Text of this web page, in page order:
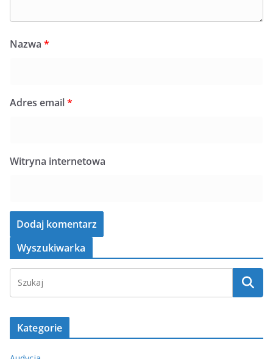
Nazwa *
Adres email*
Witryna internetowa
Wyszukiwarka
Kategorie